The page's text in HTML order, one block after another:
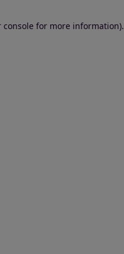
console for more information).